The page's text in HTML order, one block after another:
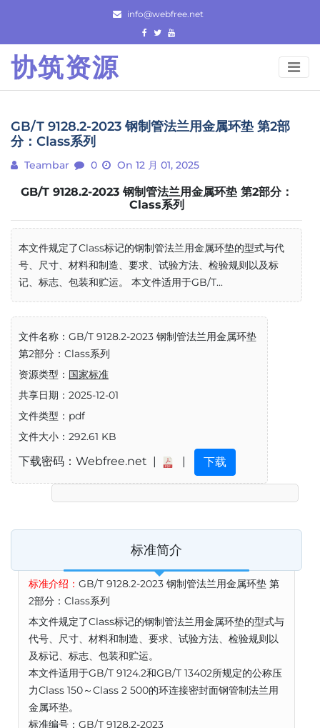
content
info@webfree.net
协筑资源
GB/T 9128.2-2023 钢制管法兰用金属环垫 第2部
分：Class系列
Teambar 0 On 12 月 01, 2025
GB/T 9128.2-2023 钢制管法兰用金属环垫 第2部分：
Class系列
本文件规定了Class标记的钢制管法兰用金属环垫的型式与代
号、尺寸、材料和制造、要求、试验方法、检验规则以及标
记、标志、包装和贮运。 本文件适用于GB/T...
文件名称：GB/T 9128.2-2023 钢制管法兰用金属环垫
第2部分：Class系列
资源类型： 国家标准
共享日期：2025-12-01
文件类型：pdf
文件大小：292.61 KB
下载密码：Webfree.net | | 下载
标准简介
标准介绍： GB/T 9128.2-2023 钢制管法兰用金属环垫 第
2部分：Class系列
本文件规定了Class标记的钢制管法兰用金属环垫的型式与
代号、尺寸、材料和制造、要求、试验方法、检验规则以
及标记、标志、包装和贮运。
本文件适用于GB/T 9124.2和GB/T 13402所规定的公称压
力Class 150～Class 2 500的环连接密封面钢管制法兰用
金属环垫。
标准编号：GB/T 9128.2-2023